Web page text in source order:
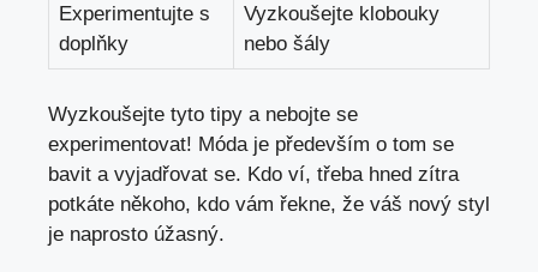
Experimentujte s
doplňky
Vyzkoušejte klobouky
nebo šály
Wyzkoušejte tyto tipy a nebojte se
experimentovat! Móda je především o tom se
bavit a vyjadřovat se. Kdo ví, třeba hned zítra
potkáte někoho, kdo vám řekne, že váš nový styl
je naprosto úžasný.